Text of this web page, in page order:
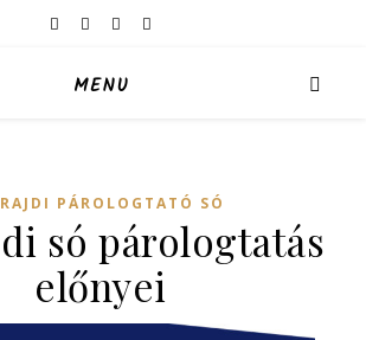
MENU
PÁROLOGTATÓ SÓ
só párologtatás
előnyei